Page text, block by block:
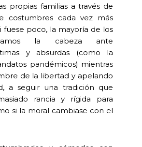
propias familias a través de
costumbres cada vez más
fuese poco, la mayoría de los
la cabeza ante
y absurdas (como la
pandémicos) mientras
de la libertad y apelando
a seguir una tradición que
rancia y rígida para
si la moral cambiase con el